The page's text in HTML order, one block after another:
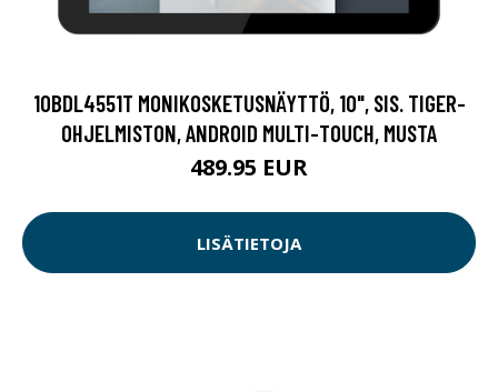
10BDL4551T MONIKOSKETUSNÄYTTÖ, 10", SIS. TIGER-
OHJELMISTON, ANDROID MULTI-TOUCH, MUSTA
489.95 EUR
LISÄTIETOJA